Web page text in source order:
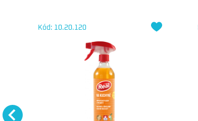
Kód: 10.20.120